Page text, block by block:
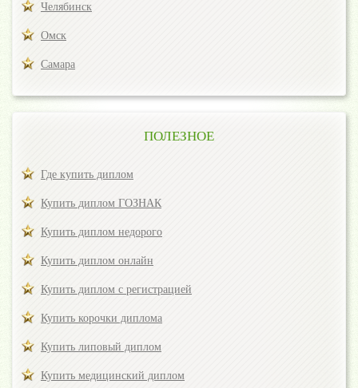
Челябинск
Омск
Самара
ПОЛЕЗНОЕ
Где купить диплом
Купить диплом ГОЗНАК
Купить диплом недорого
Купить диплом онлайн
Купить диплом с регистрацией
Купить корочки диплома
Купить липовый диплом
Купить медицинский диплом